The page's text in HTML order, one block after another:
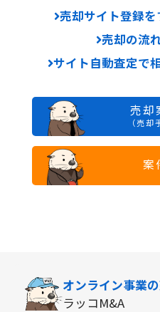
売却サイト登録を
売却の流
サイト自動査定で
売却
（売却
案
オンライン事業の
ラッコM&A